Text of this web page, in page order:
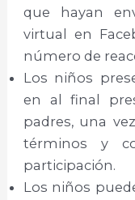
que hayan
virtual en
número de
Los niños
en al final
padres, una
términos y
participación.
Los niños